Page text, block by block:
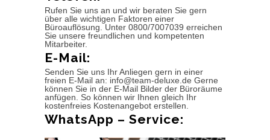
Rufen Sie uns an und wir beraten Sie gern
über alle wichtigen Faktoren einer
Büroauflösung. Unter 0800/7007039 erreichen
Sie unsere freundlichen und kompetenten
Mitarbeiter.
E-Mail:
Senden Sie uns Ihr Anliegen gern in einer
freien E-Mail an: info@team-deluxe.de Gerne
können Sie in der E-Mail Bilder der Büroräume
anfügen. So können wir Ihnen gleich Ihr
kostenfreies Kostenangebot erstellen.
WhatsApp – Service: